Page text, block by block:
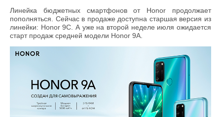
Линейка бюджетных смартфонов от Honor продолжает
пополняться. Сейчас в продаже доступна старшая версия из
линейки: Honor 9С. А уже на второй неделе июля ожидается
старт продаж средней модели Honor 9A.